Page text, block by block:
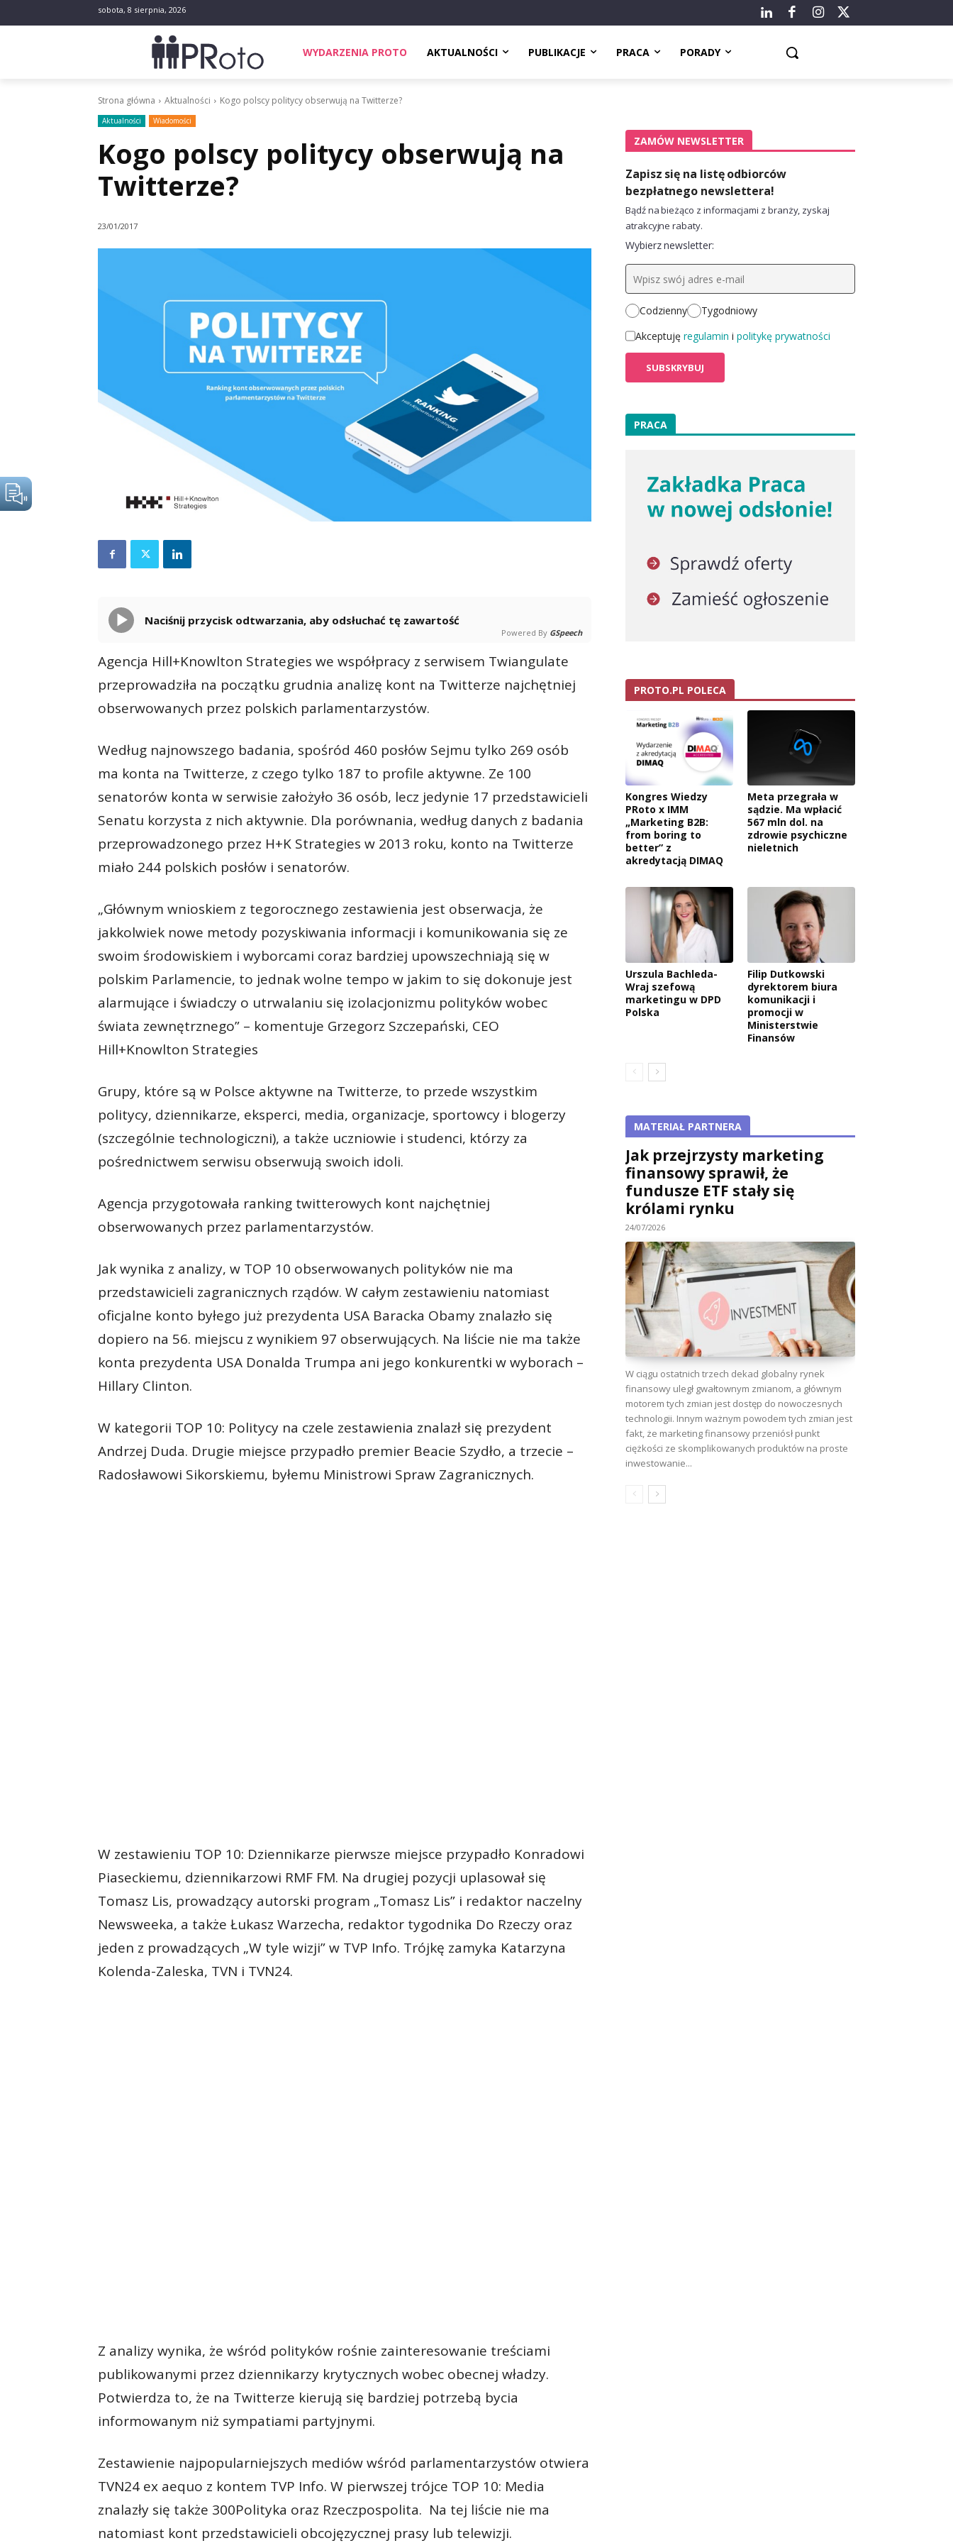
sobota, 8 sierpnia, 2026
WYDARZENIA PROTO AKTUALNOŚCI PUBLIKACJE PRACA PORADY
Strona główna Aktualności Kogo polscy politycy obserwują na Twitterze?
Aktualności Wiadomości
Kogo polscy politycy obserwują na
Twitterze?
23/01/2017
Naciśnij przycisk odtwarzania, aby odsłuchać tę zawartość
Powered By GSpeech
Agencja Hill+Knowlton Strategies we współpracy z serwisem Twiangulate
przeprowadziła na początku grudnia analizę kont na Twitterze najchętniej
obserwowanych przez polskich parlamentarzystów.
Według najnowszego badania, spośród 460 posłów Sejmu tylko 269 osób
ma konta na Twitterze, z czego tylko 187 to profile aktywne. Ze 100
senatorów konta w serwisie założyło 36 osób, lecz jedynie 17 przedstawicieli
Senatu korzysta z nich aktywnie. Dla porównania, według danych z badania
przeprowadzonego przez H+K Strategies w 2013 roku, konto na Twitterze
miało 244 polskich posłów i senatorów.
„Głównym wnioskiem z tegorocznego zestawienia jest obserwacja, że
jakkolwiek nowe metody pozyskiwania informacji i komunikowania się ze
swoim środowiskiem i wyborcami coraz bardziej upowszechniają się w
polskim Parlamencie, to jednak wolne tempo w jakim to się dokonuje jest
alarmujące i świadczy o utrwalaniu się izolacjonizmu polityków wobec
świata zewnętrznego” – komentuje Grzegorz Szczepański, CEO
Hill+Knowlton Strategies
Grupy, które są w Polsce aktywne na Twitterze, to przede wszystkim
politycy, dziennikarze, eksperci, media, organizacje, sportowcy i blogerzy
(szczególnie technologiczni), a także uczniowie i studenci, którzy za
pośrednictwem serwisu obserwują swoich idoli.
Agencja przygotowała ranking twitterowych kont najchętniej
obserwowanych przez parlamentarzystów.
Jak wynika z analizy, w TOP 10 obserwowanych polityków nie ma
przedstawicieli zagranicznych rządów. W całym zestawieniu natomiast
oficjalne konto byłego już prezydenta USA Baracka Obamy znalazło się
dopiero na 56. miejscu z wynikiem 97 obserwujących. Na liście nie ma także
konta prezydenta USA Donalda Trumpa ani jego konkurentki w wyborach –
Hillary Clinton.
W kategorii TOP 10: Politycy na czele zestawienia znalazł się prezydent
Andrzej Duda. Drugie miejsce przypadło premier Beacie Szydło, a trzecie –
Radosławowi Sikorskiemu, byłemu Ministrowi Spraw Zagranicznych.
W zestawieniu TOP 10: Dziennikarze pierwsze miejsce przypadło Konradowi
Piaseckiemu, dziennikarzowi RMF FM. Na drugiej pozycji uplasował się
Tomasz Lis, prowadzący autorski program „Tomasz Lis” i redaktor naczelny
Newsweeka, a także Łukasz Warzecha, redaktor tygodnika Do Rzeczy oraz
jeden z prowadzących „W tyle wizji” w TVP Info. Trójkę zamyka Katarzyna
Kolenda-Zaleska, TVN i TVN24.
Z analizy wynika, że wśród polityków rośnie zainteresowanie treściami
publikowanymi przez dziennikarzy krytycznych wobec obecnej władzy.
Potwierdza to, że na Twitterze kierują się bardziej potrzebą bycia
informowanym niż sympatiami partyjnymi.
Zestawienie najpopularniejszych mediów wśród parlamentarzystów otwiera
TVN24 ex aequo z kontem TVP Info. W pierwszej trójce TOP 10: Media
znalazły się także 300Polityka oraz Rzeczpospolita. Na tej liście nie ma
natomiast kont przedstawicieli obcojęzycznej prasy lub telewizji.
ZAMÓW NEWSLETTER
Zapisz się na listę odbiorców
bezpłatnego newslettera!
Bądź na bieżąco z informacjami z branży, zyskaj
atrakcyjne rabaty.
Wybierz newsletter:
Codzienny
Tygodniowy
Akceptuję regulamin i politykę prywatności
PRACA
PROTO.PL POLECA
Kongres Wiedzy
PRoto x IMM
„Marketing B2B:
from boring to
better” z
akredytacją DIMAQ
Meta przegrała w
sądzie. Ma wpłacić
567 mln dol. na
zdrowie psychiczne
nieletnich
Urszula Bachleda-
Wraj szefową
marketingu w DPD
Polska
Filip Dutkowski
dyrektorem biura
komunikacji i
promocji w
Ministerstwie
Finansów
MATERIAŁ PARTNERA
Jak przejrzysty marketing
finansowy sprawił, że
fundusze ETF stały się
królami rynku
24/07/2026
W ciągu ostatnich trzech dekad globalny rynek
finansowy uległ gwałtownym zmianom, a głównym
motorem tych zmian jest dostęp do nowoczesnych
technologii. Innym ważnym powodem tych zmian jest
fakt, że marketing finansowy przeniósł punkt
ciężkości ze skomplikowanych produktów na proste
inwestowanie...